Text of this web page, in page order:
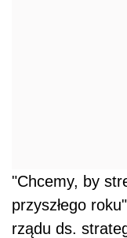
"Chcemy, by
przyszłego
rządu ds.